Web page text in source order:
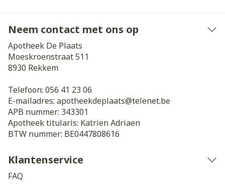
Neem contact met ons op
Apotheek De Plaats
Moeskroenstraat 511
8930 Rekkem
Telefoon: 056 41 23 06
E-mailadres: apotheekdeplaats@telenet.be
APB nummer: 343301
Apotheek titularis: Katrien Adriaen
BTW nummer: BE0447808616
Klantenservice
FAQ